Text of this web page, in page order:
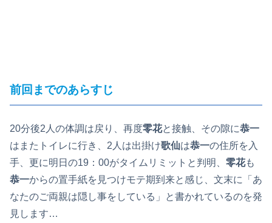
前回までのあらすじ
20分後2人の体調は戻り、再度零花と接触、その隙に恭一
はまたトイレに行き、2人は出掛け歌仙は恭一の住所を入
手、更に明日の19：00がタイムリミットと判明、 零花も
恭一からの置手紙を見つけモテ期到来と感じ、文末に「あ
なたのご両親は隠し事をしている」と書かれているのを発
見します…